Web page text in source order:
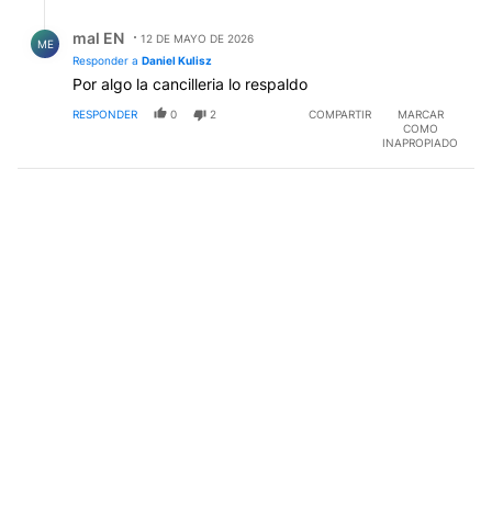
ME mal EN
12 DE MAYO DE 2026
Responder a Daniel Kulisz
Por algo la cancilleria lo respaldo
RESPONDER 0 2 COMPARTIR
MARCAR
COMO
INAPROPIADO